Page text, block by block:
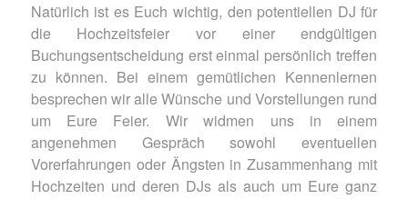
Natürlich ist es Euch wichtig, den potentiellen DJ für
die Hochzeitsfeier vor einer endgültigen
Buchungsentscheidung erst einmal persönlich treffen
zu können. Bei einem gemütlichen Kennenlernen
besprechen wir alle Wünsche und Vorstellungen rund
um Eure Feier. Wir widmen uns in einem
angenehmen Gespräch sowohl eventuellen
Vorerfahrungen oder Ängsten in Zusammenhang mit
Hochzeiten und deren DJs als auch um Eure ganz